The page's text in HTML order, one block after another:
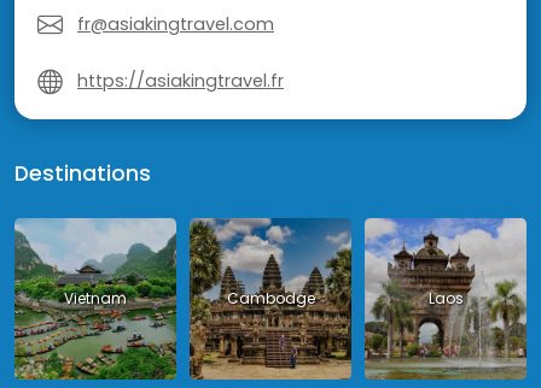
fr@asiakingtravel.com
https://asiakingtravel.fr
Destinations
Vietnam Cambodge Laos